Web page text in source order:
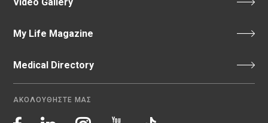
My Life Magazine
Medical Directory
ΑΚΟΛΟΥΘΗΣΤΕ ΜΑΣ